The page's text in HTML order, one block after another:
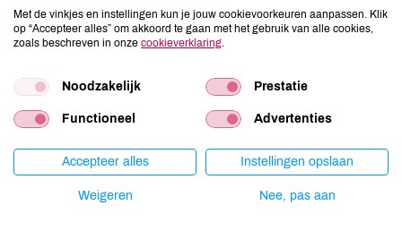
Aardnoten
kan bevatten
Ei
niet aanwezig
Lactose
kan bevatten
Mosterd
niet aanwezig
Noten
kan bevatten
Schaaldieren
niet aanwezig
niet aanwezig
Met de vinkjes en instellingen kun je jouw cookievoorkeuren aanpassen. Klik
op “Accepteer alles” om akkoord te gaan met het gebruik van alle cookies,
zoals beschreven in onze cookieverklaring
Noodzakelijk Prestatie
Functioneel Advertenties
Accepteer alles Instellingen opslaan
Weigeren Nee, pas aan